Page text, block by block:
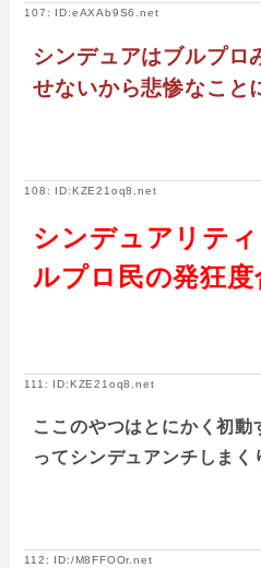
107: ID:eAXAb9S6.net
シンデュアはブルプロ
せないから悲惨なこと
108: ID:KZE21oq8.net
シンデュアリテ
ルプロ民の発狂度
111: ID:KZE21oq8.net
ここのやつはとにかく初
ってシンデュアンチしまく
112: ID:/M8FFOOr.net